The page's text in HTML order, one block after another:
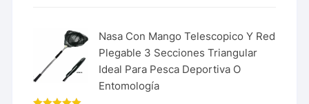
Nasa Con Mango Telescopico Y Red
Plegable 3 Secciones Triangular
Ideal Para Pesca Deportiva O
Entomología